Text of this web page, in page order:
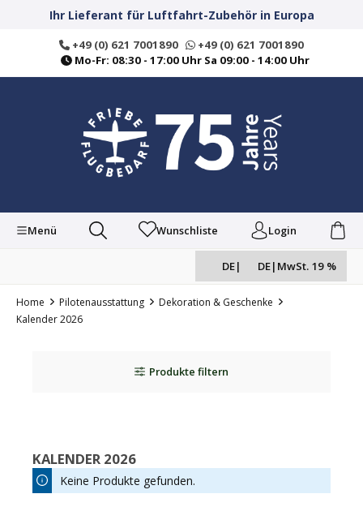
springenIhr Lieferant für Luftfahrt-Zubehör in Europa
+49 (0) 621 7001890
+49 (0) 621 7001890
Mo-Fr: 08:30 - 17:00 Uhr Sa 09:00 - 14:00 Uhr
Menü Wunschliste Login
DE| DE| MwSt. 19 %
Home Pilotenausstattung
Dekoration & Geschenke
Kalender 2026
Produkte filtern
KALENDER 2026
Keine Produkte gefunden.